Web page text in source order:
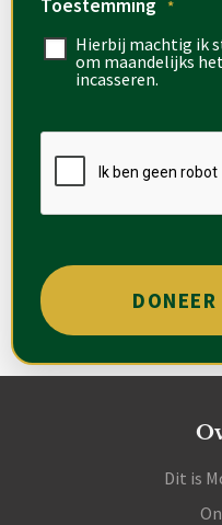
Toestemming *
Hierbij machtig ik
om maandelijks
incasseren.
CAPTCHA
Dit is